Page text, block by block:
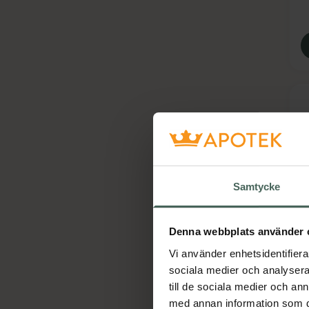
Samtycke
Denna webbplats använder
Vi använder
sociala medier och
till de sociala medier och
med annan information som